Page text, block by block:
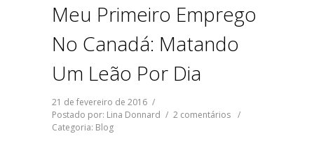
Meu Primeiro Emprego
No Canadá: Matando
Um Leão Por Dia
21 de fevereiro de 2016 /
Postado por: Lina Donnard / 2 comentários /
Categoria: Blog